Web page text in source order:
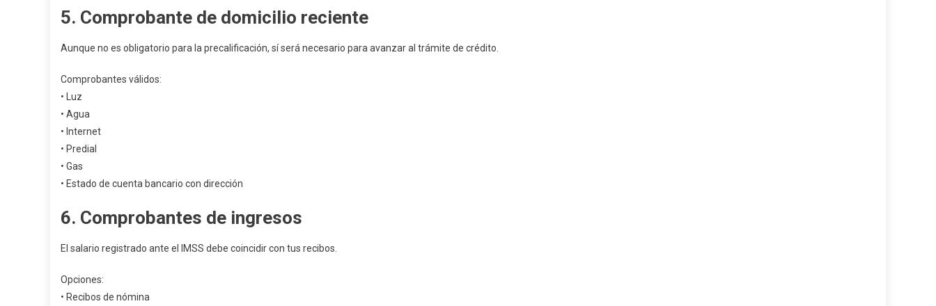
5. Comprobante de domicilio reciente
Aunque no es obligatorio para la precalificación, sí será necesario para avanzar al trámite de crédito.
Comprobantes válidos:
• Luz
• Agua
• Internet
• Predial
• Gas
• Estado de cuenta bancario con dirección
6. Comprobantes de ingresos
El salario registrado ante el IMSS debe coincidir con tus recibos.
Opciones:
• Recibos de nómina